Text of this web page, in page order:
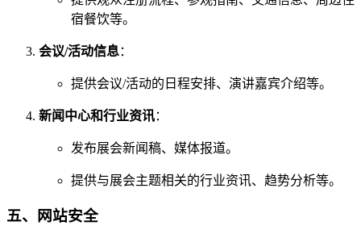
宿餐饮等。
会议/活动信息：
提供会议/活动的日程安排、演讲嘉宾介绍等。
新闻中心和行业资讯：
发布展会新闻稿、媒体报道。
提供与展会主题相关的行业资讯、趋势分析等。
五、网站安全